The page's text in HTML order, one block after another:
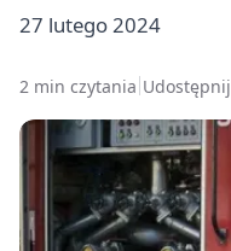
27 lutego 2024
2 min czytania Udostępnij